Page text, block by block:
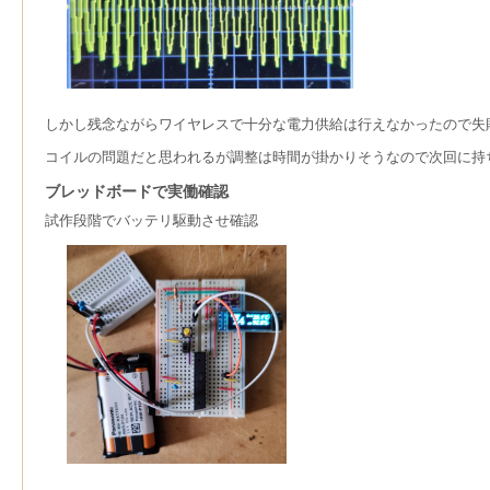
しかし残念ながらワイヤレスで十分な電力供給は行えなかったので失
コイルの問題だと思われるが調整は時間が掛かりそうなので次回に
ブレッドボードで実働確認
試作段階でバッテリ駆動させ確認